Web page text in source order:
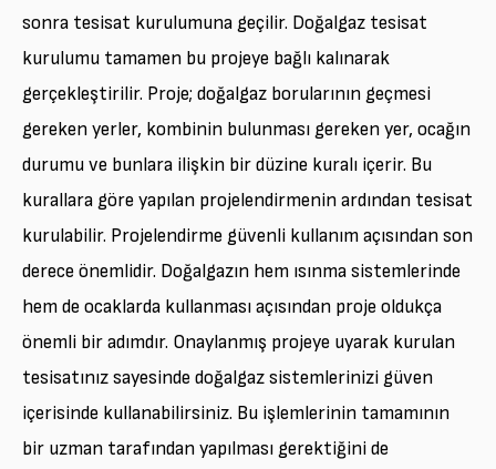
sonra tesisat kurulumuna geçilir. Doğalgaz tesisat
kurulumu tamamen bu projeye bağlı kalınarak
gerçekleştirilir. Proje; doğalgaz borularının geçmesi
gereken yerler, kombinin bulunması gereken yer, ocağın
durumu ve bunlara ilişkin bir düzine kuralı içerir. Bu
kurallara göre yapılan projelendirmenin ardından tesisat
kurulabilir. Projelendirme güvenli kullanım açısından son
derece önemlidir. Doğalgazın hem ısınma sistemlerinde
hem de ocaklarda kullanması açısından proje oldukça
önemli bir adımdır. Onaylanmış projeye uyarak kurulan
tesisatınız sayesinde doğalgaz sistemlerinizi güven
içerisinde kullanabilirsiniz. Bu işlemlerinin tamamının
bir uzman tarafından yapılması gerektiğini de